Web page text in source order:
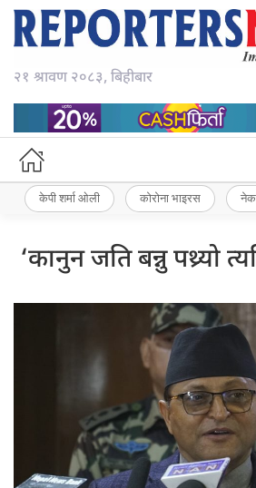
२१ श्रावण २०८३, बिहीबार
केपी शर्मा ओली कोरोना भाइरस
‘कानुन जति बन्नु पथ्र्यो